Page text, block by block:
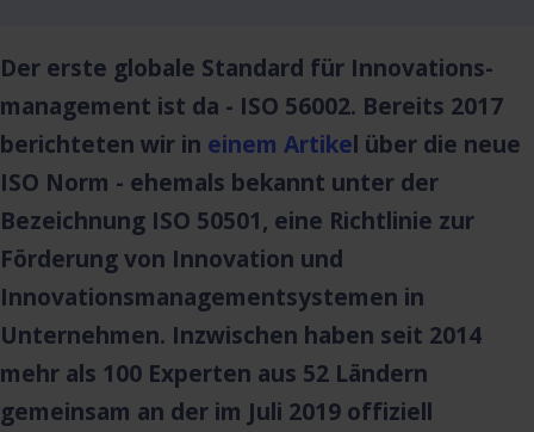
Der erste globale Standard für Innovations­
management ist da - ISO 56002. Bereits 2017
berichteten wir in einem Artikel über die neue
ISO Norm - ehemals bekannt unter der
Bezeichnung ISO 50501, eine Richtlinie zur
Förderung von Innovation und
Innovationsmanagementsystemen in
Unternehmen. Inzwischen haben seit 2014
mehr als 100 Experten aus 52 Ländern
gemeinsam an der im Juli 2019 offiziell